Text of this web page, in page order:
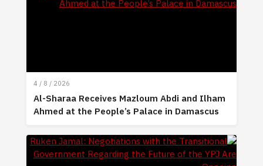
4 / 8 / 2026
Al-Sharaa Receives Mazloum Abdi and Ilham
Ahmed at the People’s Palace in Damascus